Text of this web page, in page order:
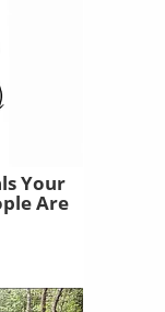
Your
Are